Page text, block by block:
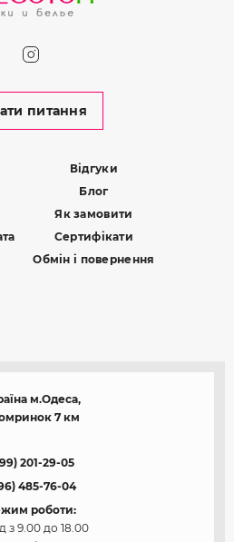
питання
Відгуки
Блог
Як замовити
Сертифікати
Обмін і повернення
м.Одеса,
7 км
201-29-05
485-76-04
роботи:
з 9.00 до 18.00